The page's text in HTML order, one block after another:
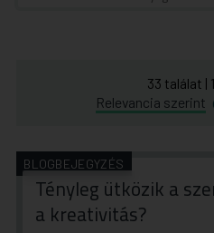
33 találat | 1
Relevancia szerint
BLOGBEJEGYZÉS
Tényleg ütközik a
a kreativitás?